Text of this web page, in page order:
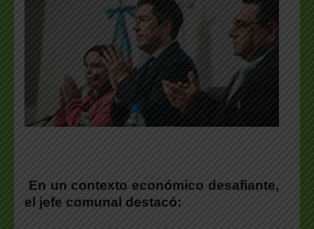
En un contexto económico desafiante,
el jefe comunal destacó: